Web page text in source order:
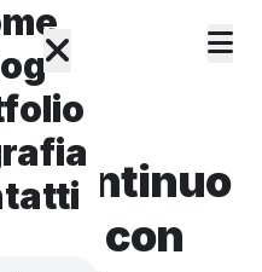
continuo
AI con